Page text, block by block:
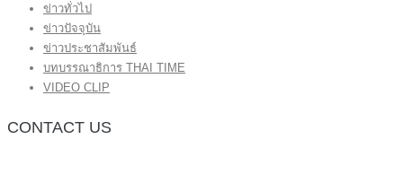
ข่าวทั่วไป
ข่าวปัจจุบัน
ข่าวประชาสัมพันธ์
บทบรรณาธิการ THAI TIME
VIDEO CLIP
CONTACT US